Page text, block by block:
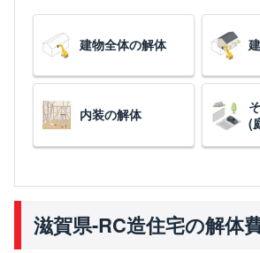
建物全体の解体
内装の解体
(
滋賀県-RC造住宅の解体